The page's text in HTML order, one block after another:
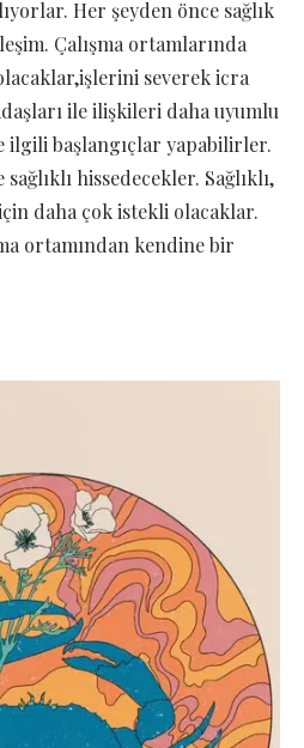
Her şeyden önce sağlık
Çalışma ortamlarında
severek icra
ile ilişkileri daha uyumlu
ilgili başlangıçlar yapabilirler.
hissedecekler. Sağlıklı,
daha çok istekli olacaklar.
ortamından kendine bir